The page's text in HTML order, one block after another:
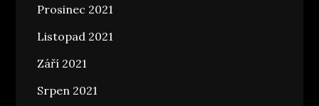
Prosinec 2021
Listopad 2021
Září 2021
Srpen 2021